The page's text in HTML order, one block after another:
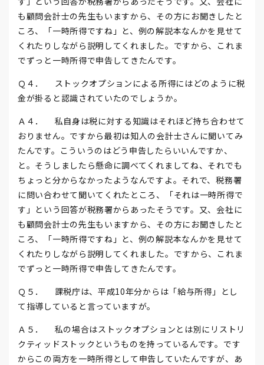
も顧問会計士の先生もいますから、その方にお聞きしたと
ころ、「一時所得ですね」と、例の解説本なんかを見せて
くれたりしながら説明してくれました。ですから、これま
でずっと一時所得で申告してきたんです。
Ｑ４． ストックオプションによる所得にはどのように税
金が掛ると認識されていたのでしょうか。
Ａ４． 私自身は税に対する知識はそれほど持ち合わせて
おりません。ですから最初は知人の会計士さんに聞いてみ
たんです。こういうのはどう申告したらいいんですか、
と。そうしましたら懸命に調べてくれましてね、それでも
ちょっと分からなかったようなんですよ。それで、税務署
に問い合わせて聞いてくれたところ、「それは一時所得で
す」という回答が税務署からあったそうです。又、会社に
も顧問会計士の先生もいますから、その方にお聞きしたと
ころ、「一時所得ですね」と、例の解説本なんかを見せて
くれたりしながら説明してくれました。ですから、これま
でずっと一時所得で申告してきたんです。
Ｑ５． 課税庁は、平成10年分からは「給与所得」とし
て指導していると言っていますが。
Ａ５． 私の場合はストックオプションとは別にリストリ
クティッドストックというものを持っているんです。です
からこの両方を一時所得として申告していたんですが、あ